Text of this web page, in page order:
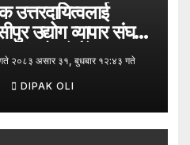
उत्तरदायित्वलाई
उद्योग व्यापार संघले
पाँचौँ स्थापना
स्थित श्री
विद्यार्थीहरूलाई
गरेको छ।
२०८३ असार ३१, बुधबार १२:४३ गते
DIPAK OLI